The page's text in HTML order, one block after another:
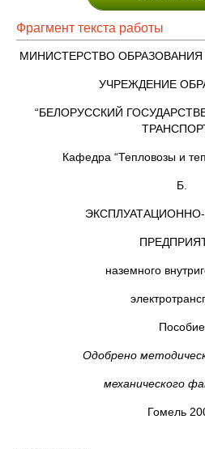
Фрагмент текста работы
МИНИСТЕРСТВО ОБРАЗОВАНИЯ
УЧРЕЖДЕНИЕ
“БЕЛОРУССКИЙ
Кафедра “Тепловозы и
Б.
наземного
Пособие
Одобрено
механического
Гомель